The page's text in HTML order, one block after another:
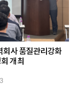
회사 품질관리강화
개최